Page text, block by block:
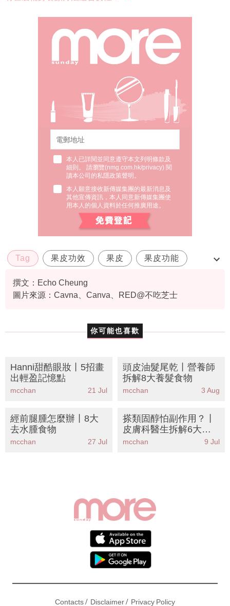
本人已詳閱並同意遵守本文列明條款及
細則。 請瀏覽(nmg.com.hk/privacy) 閱
讀本公司的私隱政策聲明。
本人願意接收新傳媒集團的最新消息及
其他宣傳資訊，本人同意新傳媒集團使
用本人的個人資料於任何推廣用途。
Tag 果皮功效 果皮 果皮功能
水果連皮吃
撰文：Echo Cheung
圖片來源：Cavna、Canva、RED@不吃芝士
你可能也喜歡
Hanni甜酷眼妝丨5招畫
出輕盈記憶點
mcchan 21 Jul
頭皮油髮尾乾丨營養師
拆解8大養髮食物
mcchan 3 Aug
經前腿腫怎麼辦丨8大
去水腫食物
mcchan 27 Jul
搽類固醇怕副作用？丨
皮膚科醫生拆解6大正
確用法+藥膏分級丨附
mcchan 9 Jul
Contacts/ Disclaimer/ Privacy Policy